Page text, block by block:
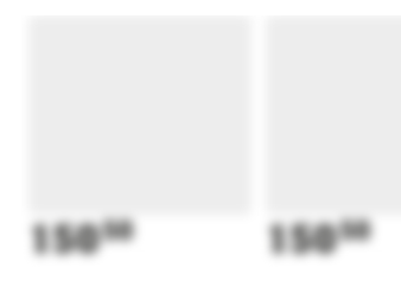
15050 15050